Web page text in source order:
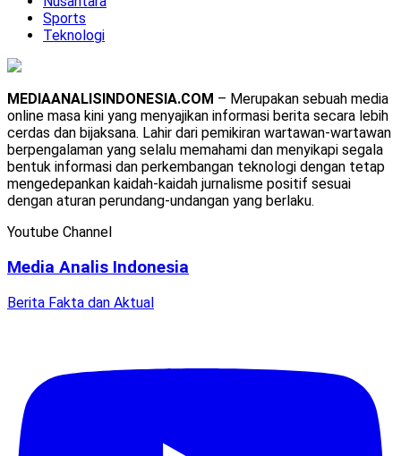
Sports
Teknologi
MEDIAANALISINDONESIA.COM – Merupakan sebuah media
online masa kini yang menyajikan informasi berita secara lebih
cerdas dan bijaksana. Lahir dari pemikiran wartawan-wartawan
berpengalaman yang selalu memahami dan menyikapi segala
bentuk informasi dan perkembangan teknologi dengan tetap
mengedepankan kaidah-kaidah jurnalisme positif sesuai
dengan aturan perundang-undangan yang berlaku.
Youtube Channel
Media Analis Indonesia
Berita Fakta dan Aktual